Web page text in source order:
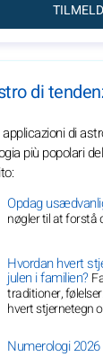
TILMELD
di
di
più popolari
Opdag
nøgler til at forstå
Hvordan hvert
julen i familien?
traditioner,
hvert stjernetegn
Numerologi 2026